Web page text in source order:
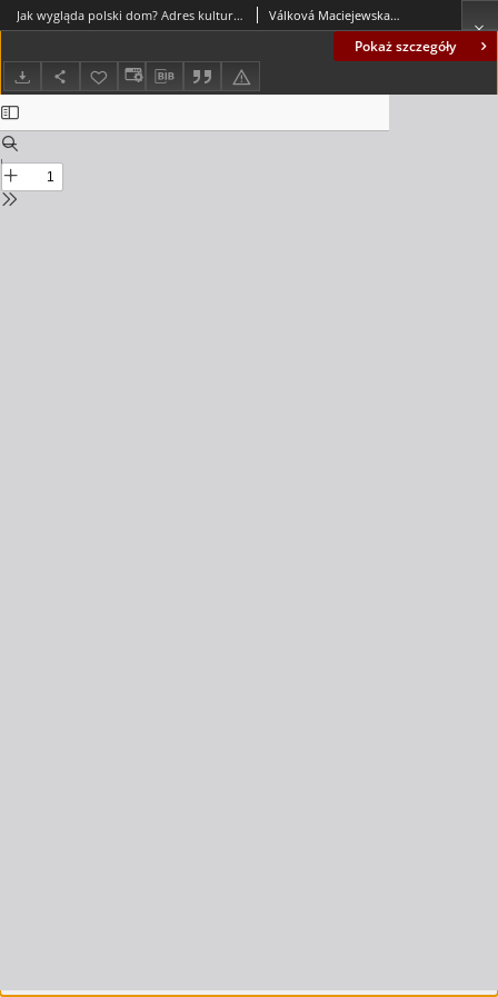
Pokaż szczegóły
Jak wygląda polski dom? Adres kulturowy w polskiej literaturze współczesnej z perspektywy glottodydaktycznej = How does a Polish home look like? Cultural address in Polish contemporary literature from a glottodidactic perspective Válková Maciejewska, Monika